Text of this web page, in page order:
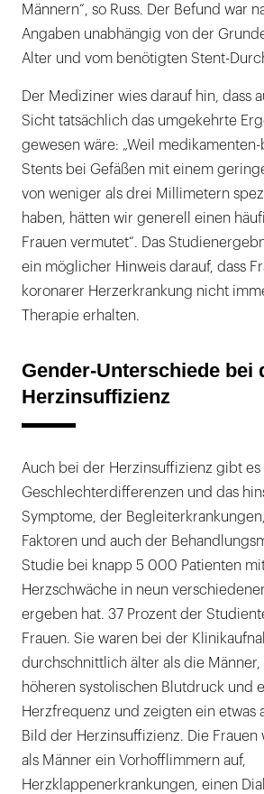
Männern“, so Russ. Der Befund war
Angaben unabhängig von der
Alter und vom benötigten Stent-
Der Mediziner wies darauf hin, dass
Sicht tatsächlich das umgekehrte
gewesen wäre: „Weil
Stents bei Gefäßen mit einem
von weniger als drei Millimetern
haben, hätten wir generell einen
Frauen vermutet“. Das
ein möglicher Hinweis darauf, dass
koronarer Herzerkrankung nicht
Therapie erhalten.
Gender-Unterschiede bei
Herzinsuffizienz
Auch bei der Herzinsuffizienz gibt
Geschlechterdifferenzen und das
Symptome, der
Faktoren und auch der
Studie bei knapp 5 000 Patienten
Herzschwäche in neun
ergeben hat. 37 Prozent der
Frauen. Sie waren bei der
durchschnittlich älter als die Männer,
höheren systolischen Blutdruck und
Herzfrequenz und zeigten ein etwas
Bild der Herzinsuffizienz. Die Frauen
als Männer ein Vorhofflimmern auf,
Herzklappenerkrankungen, einen